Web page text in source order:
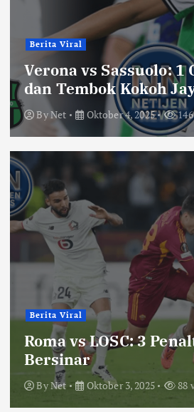
Berita Viral
Verona vs Sassuolo: 1
dan Tembok Kokoh
ByNet Oktober 4, 2025
Berita Viral
Roma vs LOSC: 3
Bersinar
ByNet Oktober 3, 2025 88